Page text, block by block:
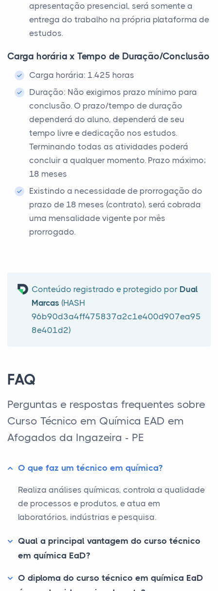
apresentação presencial, será somente a
entrega do trabalho na própria plataforma de
estudos.
Carga horária x Tempo de Duração/Conclusão
Carga horária: 1.425 horas
Duração: Não exigimos prazo mínimo para
conclusão. O prazo/tempo de duração
dependerá do aluno, dependerá de seu
tempo livre e dedicação nos estudos.
Terminando todas as atividades poderá
concluir a qualquer momento. Prazo máximo;
18 meses
Existindo a necessidade de prorrogação do
prazo de 18 meses (contrato), será cobrada
uma mensalidade vigente por mês
prorrogado.
Conteúdo registrado e protegido por Dual
Marcas (HASH
96b90d3a4ff475837a2c1e400d907ea95
8e401d2)
FAQ
Perguntas e respostas frequentes sobre
Curso Técnico em Química EAD em
Afogados da Ingazeira - PE
O que faz um técnico em química?
Realiza análises químicas, controla a qualidade
de processos e produtos, e atua em
laboratórios, indústrias e pesquisa.
Qual a principal vantagem do curso técnico
em química EaD?
O diploma do curso técnico em química EaD